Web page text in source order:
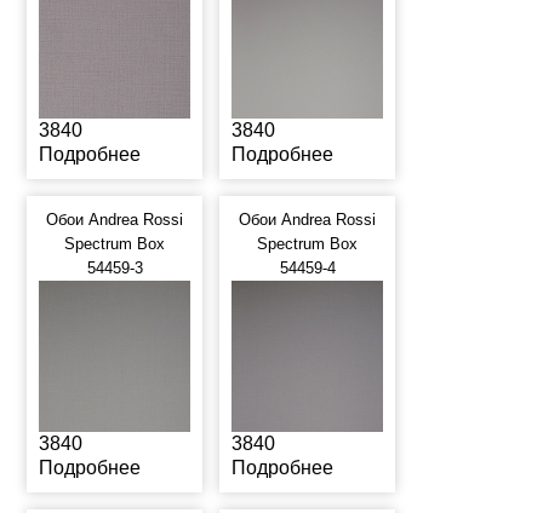
3840
Подробнее
3840
Подробнее
Обои Andrea Rossi
Spectrum Box
54459-3
3840
Подробнее
Обои Andrea Rossi
Spectrum Box
54459-4
3840
Подробнее